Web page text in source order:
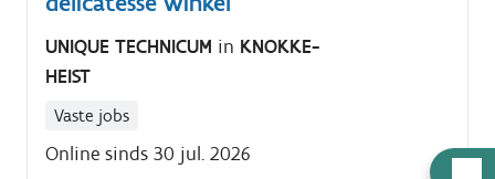
UNIQUE TECHNICUM in KNOKKE-
HEIST
Vaste jobs
Online sinds 30 jul. 2026